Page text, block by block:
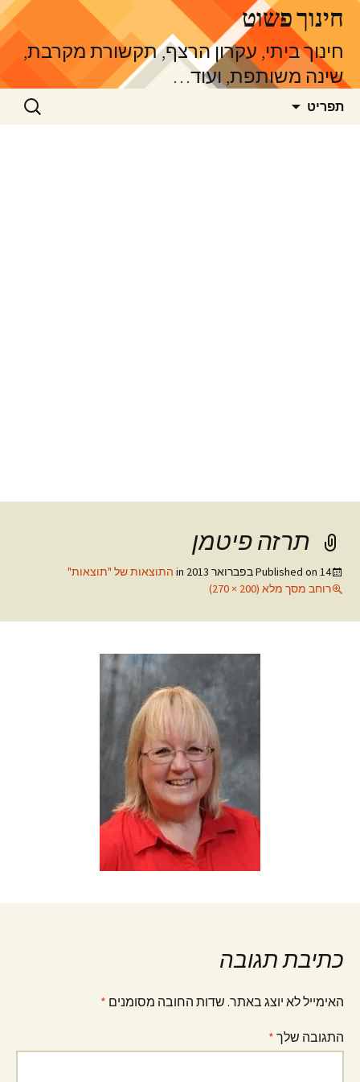
לדלג
לתוכןחינוך פשוט
חינוך ביתי, עקרון הרצף, תקשורת מקרבת,
שינה משותפת, ועוד…
תפריט חיפוש:
תרזה פיטמן
Published on 14 בפברואר 2013
התוצאות של "תוצאות"
רוחב מסך מלא (200 × 270)
כתיבת תגובה
האימייל לא יוצג באתר. שדות החובה מסומנים *
התגובה שלך *